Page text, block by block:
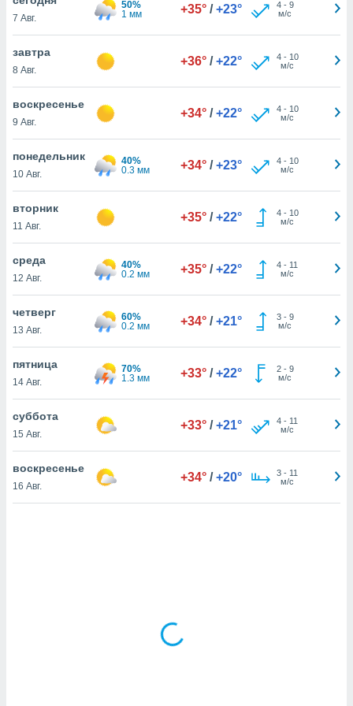
действия
на веб-
основе.
нашей
cookie
в
ВЫ
равно
нашим
7 Авг.
50%
1 мм
+35° / +23° 4- 9
м/с
завтра
8 Авг.
+36° / +22° 4- 10
м/с
воскресенье
9 Авг.
+34° / +22° 4- 10
м/с
понедельник
10 Авг.
40%
0.3 мм
+34° / +23° 4- 10
м/с
вторник
11 Авг.
+35° / +22° 4- 10
м/с
среда
12 Авг.
40%
0.2 мм
+35° / +22° 4- 11
м/с
четверг
13 Авг.
60%
0.2 мм
+34° / +21° 3- 9
м/с
пятница
14 Авг.
70%
1.3 мм
+33° / +22° 2- 9
м/с
суббота
15 Авг.
+33° / +21° 4- 11
м/с
воскресенье
16 Авг.
+34° / +20° 3- 11
м/с